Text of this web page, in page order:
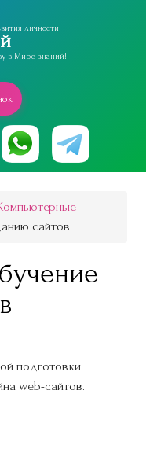
личности
в Мире знаний!
сайтов
подготовки
web-сайтов.